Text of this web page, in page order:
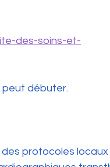
des-soins-et-
peut débuter.
protocoles locaux